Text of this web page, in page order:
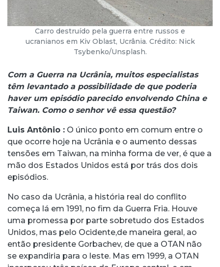
Carro destruído pela guerra entre russos e
ucranianos em Kiv Oblast, Ucrânia. Crédito: Nick
Tsybenko/Unsplash.
Com a Guerra na Ucrânia, muitos especialistas
têm levantado a possibilidade de que poderia
haver um episódio parecido envolvendo China e
Taiwan. Como o senhor vê essa questão?
Luis Antônio : O único ponto em comum entre o
que ocorre hoje na Ucrânia e o aumento dessas
tensões em Taiwan, na minha forma de ver, é que a
mão dos Estados Unidos está por trás dos dois
episódios.
No caso da Ucrânia, a história real do conflito
começa lá em 1991, no fim da Guerra Fria. Houve
uma promessa por parte sobretudo dos Estados
Unidos, mas pelo Ocidente,de maneira geral, ao
então presidente Gorbachev, de que a OTAN não
se expandiria para o leste. Mas em 1999, a OTAN